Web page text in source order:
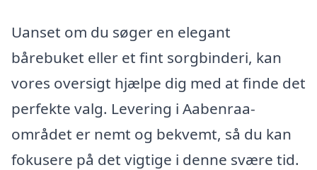
Uanset om du søger en elegant
bårebuket eller et fint sorgbinderi, kan
vores oversigt hjælpe dig med at finde det
perfekte valg. Levering i Aabenraa-
området er nemt og bekvemt, så du kan
fokusere på det vigtige i denne svære tid.